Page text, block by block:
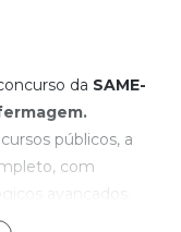
da SAME-
.
públicos, a
com
avançados.
nesta